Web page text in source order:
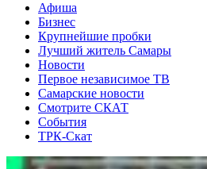
Афиша
Бизнес
Крупнейшие пробки
Лучший житель Самары
Новости
Первое независимое ТВ
Самарские новости
Смотрите СКАТ
События
ТРК-Скат